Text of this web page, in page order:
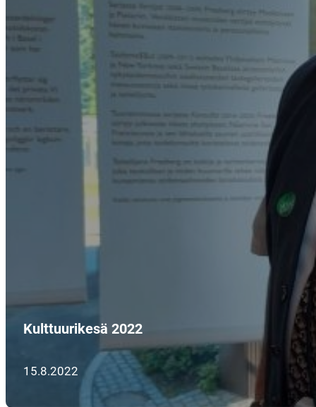
Kulttuurikesä 2022
15.8.2022